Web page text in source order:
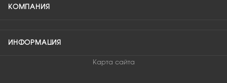
КОМПАНИЯ
ИНФОРМАЦИЯ
Карта сайта